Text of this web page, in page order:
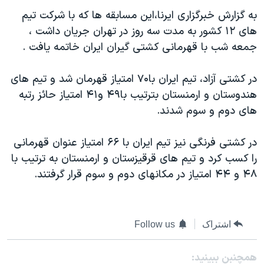
فرهنگ و زندگی
حقوق شهروندی
اقتصادی
علم و فناوری
اسرائیل در جنگ
گالری عکس
آرشیو پخش زنده
مستندها
انتخابات ریاست جمهوری آمریکا ۲۰۲۴
حمله جمهوری اسلامی به اسرائیل
رمز مهسا
ورزش زنان در ایران
اعتراضات زن، زندگی، آزادی
مجموعه مستندهای دادخواهی
تریبونال مردمی آبان ۹۸
دادگاه حمید نوری
قانون شفافیت دارائی کادر رهبری ایران
دنبال کنید
زبانهای مختلف
به گزارش خبرگزاری ايرنا،اين مسابقه ها که با شرکت تيم
هاى ۱۲ کشور به مدت سه روز در تهران جريان داشت ،
جمعه شب با قهرمانى کشتى گيران ايران خاتمه يافت .
در کشتى آزاد، تيم ايران با۷۰ امتياز قهرمان شد و تيم هاى
هندوستان و ارمنستان بترتيب با۴۹ و۴۱ امتياز حائز رتبه
هاى دوم و سوم شدند.
در کشتى فرنگى نيز تيم ايران با ۶۶ امتياز عنوان قهرمانى
را کسب کرد و تيم هاى قرقيزستان و ارمنستان به ترتيب با
۴۸ و ۴۴ امتياز در مکانهاى دوم و سوم قرار گرفتند.
اشتراک Follow us
همچنبن ببینید: